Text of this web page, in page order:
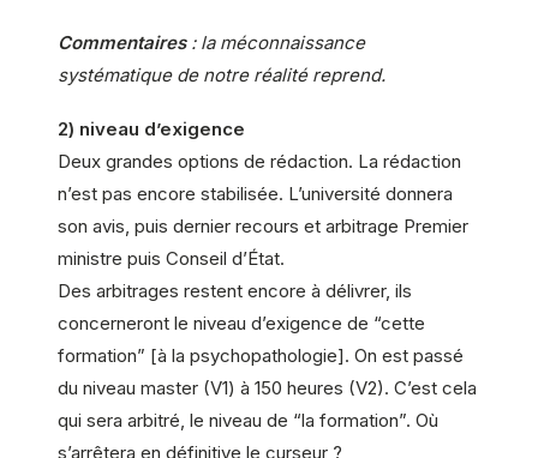
Commentaires: la méconnaissance
systématique de notre réalité reprend.
2) niveau d’exigence
Deux grandes options de rédaction. La rédaction
n’est pas encore stabilisée. L’université donnera
son avis, puis dernier recours et arbitrage Premier
ministre puis Conseil d’État.
Des arbitrages restent encore à délivrer, ils
concerneront le niveau d’exigence de “cette
formation” [à la psychopathologie]. On est passé
du niveau master (V1) à 150 heures (V2). C’est cela
qui sera arbitré, le niveau de “la formation”. Où
s’arrêtera en définitive le curseur ?